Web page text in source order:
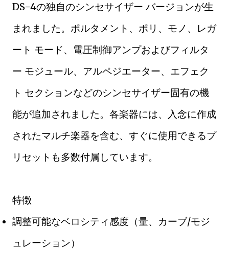
DS-4の独自のシンセサイザー バージョンが生
まれました。ポルタメント、ポリ、モノ、レガ
ート モード、電圧制御アンプおよびフィルタ
ー モジュール、アルペジエーター、エフェク
ト セクションなどのシンセサイザー固有の機
能が追加されました。各楽器には、入念に作成
されたマルチ楽器を含む、すぐに使用できるプ
リセットも多数付属しています。
特徴
調整可能なベロシティ感度（量、カーブ/モジ
ュレーション）